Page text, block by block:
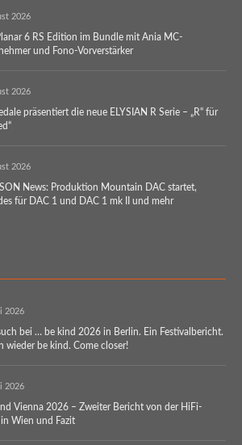
2026
6 RS Edition im Bundle mit Ania MC-
und Fono-Vorverstärker
2026
präsentiert die neue ELYSIAN R Serie – „R“ für
2026
News: Produktion Mountain DAC startet,
für DAC 1 und DAC 1 mk II und mehr
2026
bei … be kind 2026 in Berlin. Ein Festivalbericht.
wieder be kind. Come closer!
2026
Vienna 2026 – Zweiter Bericht von der HiFi-
in Wien und Fazit